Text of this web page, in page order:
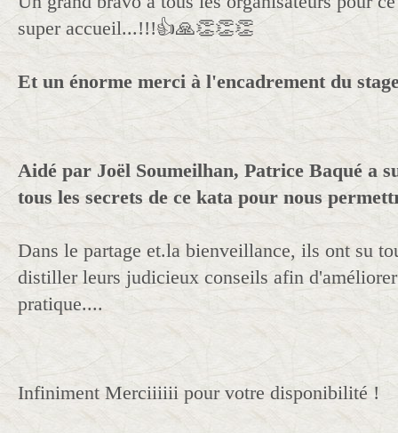
super accueil...!!!👍🙏👏👏👏
Et un énorme merci à l'encadrement du
Aidé par Joël Soumeilhan, Patrice Baqué a
tous les secrets de ce kata pour nous
Dans le partage et.la bienveillance, ils ont su
distiller leurs judicieux conseils afin
pratique....
Infiniment Merciiiiii pour votre disponibilité !